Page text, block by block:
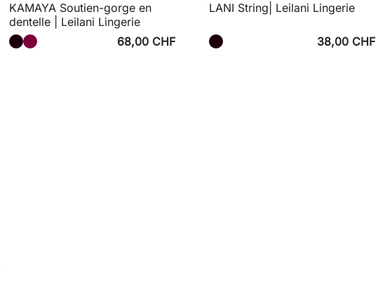
KAMAYA Soutien-gorge en
dentelle | Leilani Lingerie
68,00 CHF
LANI String| Leilani Lingerie
38,00 CHF